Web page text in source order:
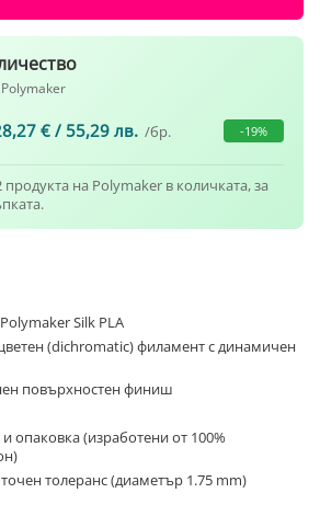
Червено
1000g
€ / 55,29 лв. /бр. -19%
на Polymaker в количката, за
Silk PLA
(dichromatic) филамент с динамичен
повърхностен финиш
опаковка (изработени от 100%
толеранс (диаметър 1.75 mm)